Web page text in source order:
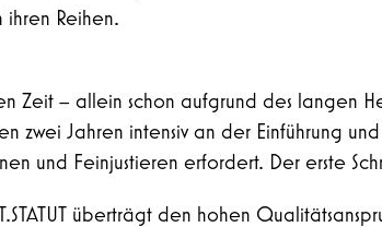
ihren Reihen.
Zeit – allein schon aufgrund des langen
zwei Jahren intensiv an der Einführung
und Feinjustieren erfordert. Der erste
überträgt den hohen